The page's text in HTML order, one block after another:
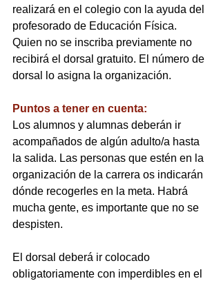
realizará en el colegio con la ayuda del
profesorado de Educación Física.
Quien no se inscriba previamente no
recibirá el dorsal gratuito. El número de
dorsal lo asigna la organización.
Puntos a tener en cuenta:
Los alumnos y alumnas deberán ir
acompañados de algún adulto/a hasta
la salida. Las personas que estén en la
organización de la carrera os indicarán
dónde recogerles en la meta. Habrá
mucha gente, es importante que no se
despisten.
El dorsal deberá ir colocado
obligatoriamente con imperdibles en el